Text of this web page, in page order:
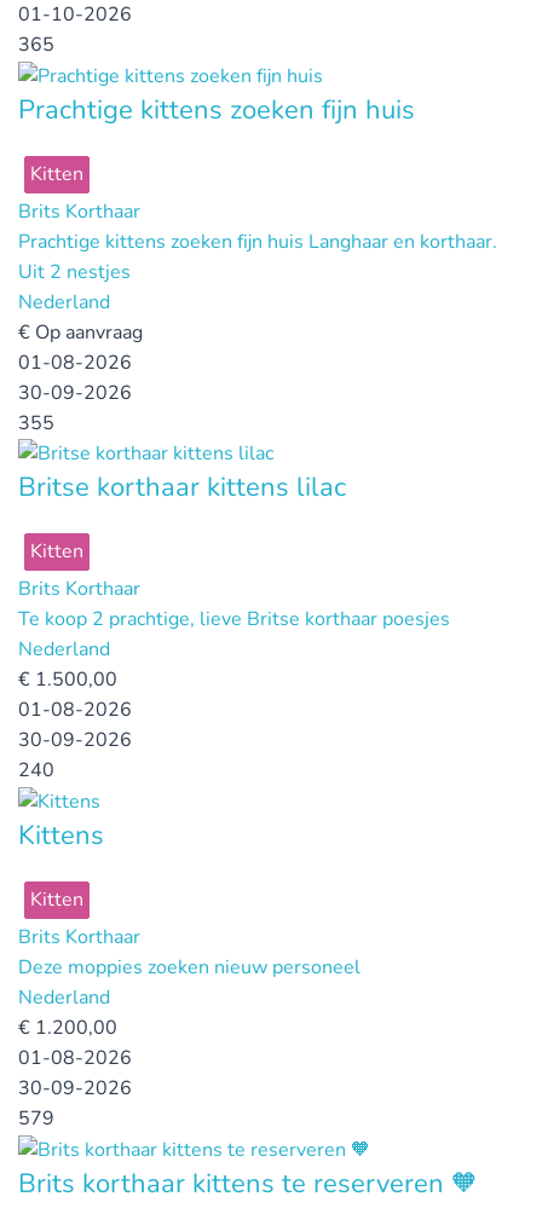
01-10-2026
365
Prachtige kittens zoeken fijn huis
Kitten
Brits Korthaar
Prachtige kittens zoeken fijn huis Langhaar en korthaar.
Uit 2 nestjes
Nederland
€ Op aanvraag
01-08-2026
30-09-2026
355
Britse korthaar kittens lilac
Kitten
Brits Korthaar
Te koop 2 prachtige, lieve Britse korthaar poesjes
Nederland
€ 1.500,00
01-08-2026
30-09-2026
240
Kittens
Kitten
Brits Korthaar
Deze moppies zoeken nieuw personeel
Nederland
€ 1.200,00
01-08-2026
30-09-2026
579
Brits korthaar kittens te reserveren 🧡